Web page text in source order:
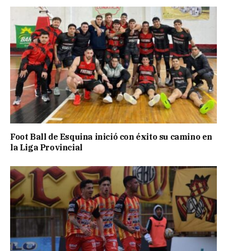
Foot Ball de Esquina inició con éxito su camino en
la Liga Provincial